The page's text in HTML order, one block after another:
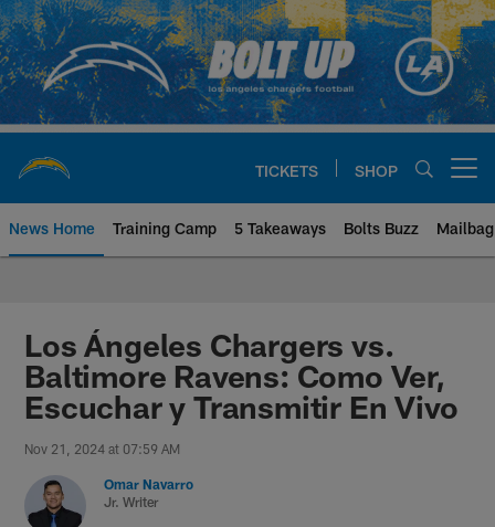
Skip
to
main
content
TICKETS SHOP
News Home Training Camp 5 Takeaways Bolts Buzz Mailbag
Chargers Official Site | Los
Los Ángeles Chargers vs.
Baltimore Ravens: Como Ver,
Escuchar y Transmitir En Vivo
Nov 21, 2024 at 07:59 AM
Omar Navarro
Jr. Writer